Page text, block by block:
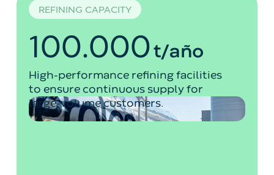
REFINING CAPACITY
100.000 t/año
High-performance refining facilities
to ensure continuous supply for
large-volume customers.